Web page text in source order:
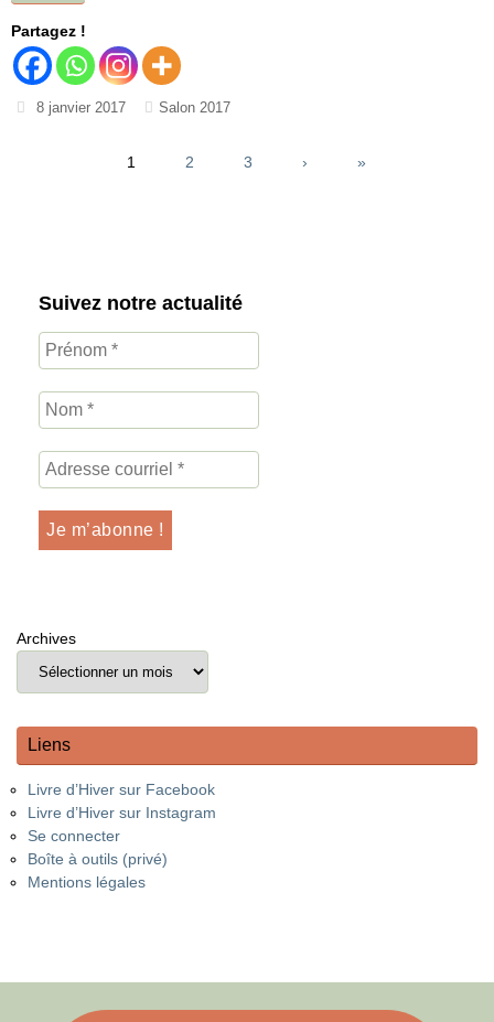
Partagez !
8 janvier 2017 Salon 2017
1 2 3 › »
Suivez notre actualité
Archives
Liens
Livre d’Hiver sur Facebook
Livre d’Hiver sur Instagram
Se connecter
Boîte à outils (privé)
Mentions légales